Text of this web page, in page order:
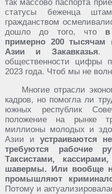
так массово паспорта
статусы беженца
гражданством
дошло до того, что
примерно 200
Азии и Закавказья.
общественности цифры
2023 года. Чтоб мы не
Многие отрасли
кадров, но помогла ли
южных республик
положение на рынке
миллионы молодых и
Азии и устраиваются
требуются рабочие
Таксистами,
шавермы. Или вообще
промышляют
Потому и